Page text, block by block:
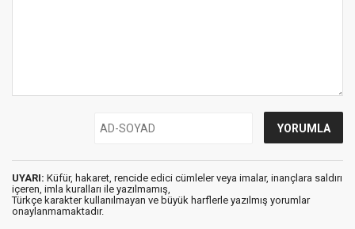
UYARI: Küfür, hakaret, rencide edici cümleler veya imalar, inançlara saldırı
içeren, imla kuralları ile yazılmamış,
Türkçe karakter kullanılmayan ve büyük harflerle yazılmış yorumlar
onaylanmamaktadır.